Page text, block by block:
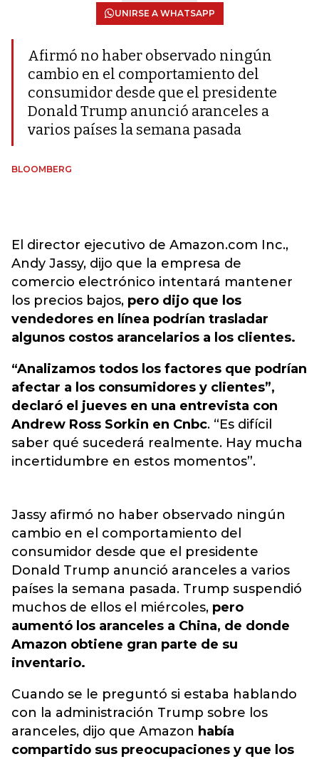
UNIRSE A WHATSAPP
Afirmó no haber observado ningún
cambio en el comportamiento del
consumidor desde que el presidente
Donald Trump anunció aranceles a
varios países la semana pasada
BLOOMBERG
El director ejecutivo de Amazon.com Inc.,
Andy Jassy, ​​dijo que la empresa de
comercio electrónico intentará mantener
los precios bajos, pero dijo que los
vendedores en línea podrían trasladar
algunos costos arancelarios a los clientes.
“Analizamos todos los factores que podrían
afectar a los consumidores y clientes”,
declaró el jueves en una entrevista con
Andrew Ross Sorkin en Cnbc. “Es difícil
saber qué sucederá realmente. Hay mucha
incertidumbre en estos momentos”.
Jassy afirmó no haber observado ningún
cambio en el comportamiento del
consumidor desde que el presidente
Donald Trump anunció aranceles a varios
países la semana pasada. Trump suspendió
muchos de ellos el miércoles, pero
aumentó los aranceles a China, de donde
Amazon obtiene gran parte de su
inventario.
Cuando se le preguntó si estaba hablando
con la administración Trump sobre los
aranceles, dijo que Amazon había
compartido sus preocupaciones y que los